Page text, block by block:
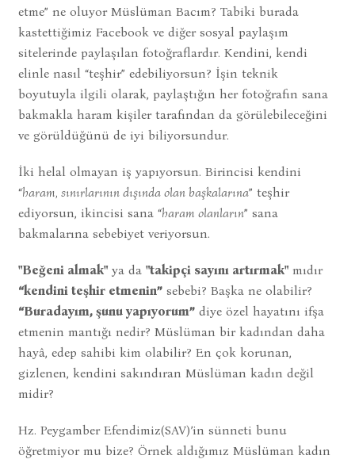
etme” ne oluyor Müslüman Bacım? Tabiki burada
kastettiğimiz Facebook ve diğer sosyal paylaşım
sitelerinde paylaşılan fotoğraflardır. Kendini, kendi
elinle nasıl “teşhir” edebiliyorsun? İşin teknik
boyutuyla ilgili olarak, paylaştığın her fotoğrafın sana
bakmakla haram kişiler tarafından da görülebileceğini
ve görüldüğünü de iyi biliyorsundur.
İki helal olmayan iş yapıyorsun. Birincisi kendini
“haram, sınırlarının dışında olan başkalarına” teşhir
ediyorsun, ikincisi sana “haram olanların” sana
bakmalarına sebebiyet veriyorsun.
"Beğeni almak"ya da "takipçi sayını artırmak"mıdır
“kendini teşhir etmenin”sebebi? Başka ne olabilir?
“Buradayım, şunu yapıyorum”diye özel hayatını ifşa
etmenin mantığı nedir? Müslüman bir kadından daha
hayâ, edep sahibi kim olabilir? En çok korunan,
gizlenen, kendini sakındıran Müslüman kadın değil
midir?
Hz. Peygamber Efendimiz(SAV)’in sünneti bunu
öğretmiyor mu bize? Örnek aldığımız Müslüman kadın